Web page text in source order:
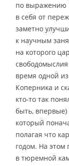
по выражению
в себя от
заметно
к научным
на которого
время одной
Коперника и
кто-то так
быть, впервые)
который
полагая что
годом. На
в тюремной